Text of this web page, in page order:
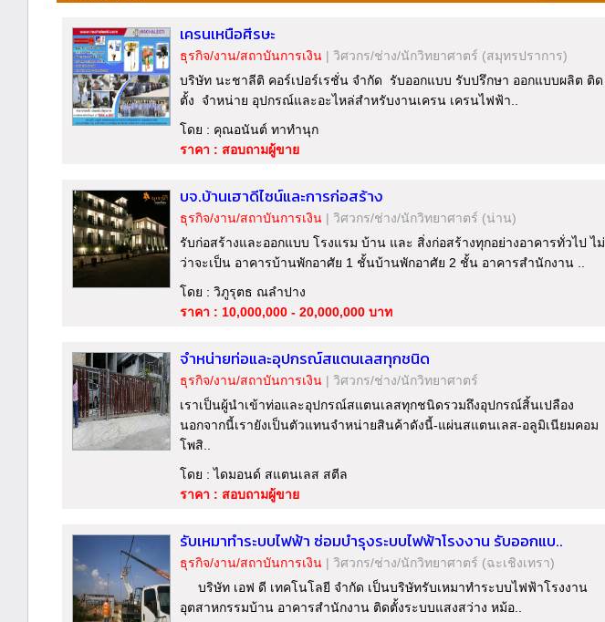
เครนเหนือศีรษะ
ธุรกิจ/งาน/สถาบันการเงิน | วิศวกร/ช่าง/นักวิทยาศาตร์ (สมุทรปราการ)
บริษัท นะชาลีติ คอร์เปอร์เรชั่น จำกัด รับออกแบบ รับปรึกษา ออกแบบผลิต ติด
ตั้ง จำหน่าย อุปกรณ์และอะไหล่สำหรับงานเครน เครนไฟฟ้า..
โดย : คุณอนันต์ ทาทำนุก
ราคา : สอบถามผู้ขาย
บจ.บ้านเฮาดีไซน์และการก่อสร้าง
ธุรกิจ/งาน/สถาบันการเงิน | วิศวกร/ช่าง/นักวิทยาศาตร์ (น่าน)
รับก่อสร้างและออกแบบ โรงแรม บ้าน และ สิ่งก่อสร้างทุกอย่างอาคารทั่วไป ไม่
ว่าจะเป็น อาคารบ้านพักอาศัย 1 ชั้นบ้านพักอาศัย 2 ชั้น อาคารสำนักงาน ..
โดย : วิภูรุตธ ณลำปาง
ราคา : 10,000,000 - 20,000,000 บาท
จำหน่ายท่อและอุปกรณ์สแตนเลสทุกชนิด
ธุรกิจ/งาน/สถาบันการเงิน | วิศวกร/ช่าง/นักวิทยาศาตร์
เราเป็นผู้นำเข้าท่อและอุปกรณ์สแตนเลสทุกชนิดรวมถึงอุปกรณ์สิ้นเปลือง
นอกจากนี้เรายังเป็นตัวแทนจำหน่ายสินค้าดังนี้-แผ่นสแตนเลส-อลูมิเนียมคอม
โพสิ..
โดย : ไดมอนด์ สแตนเลส สตีล
ราคา : สอบถามผู้ขาย
รับเหมาทำระบบไฟฟ้า ซ่อมบำรุงระบบไฟฟ้าโรงงาน รับออกแบ..
ธุรกิจ/งาน/สถาบันการเงิน | วิศวกร/ช่าง/นักวิทยาศาตร์ (ฉะเชิงเทรา)
บริษัท เอฟ ดี เทคโนโลยี จำกัด เป็นบริษัทรับเหมาทำระบบไฟฟ้าโรงงาน
อุตสาหกรรมบ้าน อาคารสำนักงาน ติดตั้งระบบแสงสว่าง หม้อ..